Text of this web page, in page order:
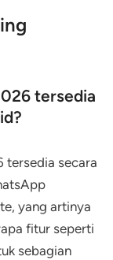
tersedia
tersedia secara
yang artinya
fitur seperti
sebagian